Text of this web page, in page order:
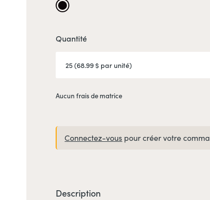
Quantité
Aucun frais de matrice
Connectez-vous pour créer votre
Description